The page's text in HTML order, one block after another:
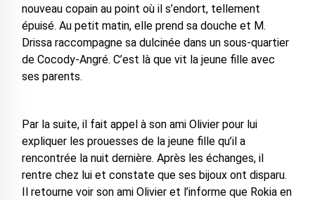
nouveau copain au point où il s’endort, tellement
épuisé. Au petit matin, elle prend sa douche et M.
Drissa raccompagne sa dulcinée dans un sous-quartier
de Cocody-Angré. C’est là que vit la jeune fille avec
ses parents.
Par la suite, il fait appel à son ami Olivier pour lui
expliquer les prouesses de la jeune fille qu’il a
rencontrée la nuit dernière. Après les échanges, il
rentre chez lui et constate que ses bijoux ont disparu.
Il retourne voir son ami Olivier et l’informe que Rokia en